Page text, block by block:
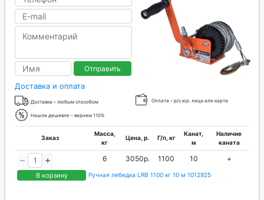
Отправить
Доставка и оплата
Доставка – любым способом Оплата – р/с юр. лица или карта
Нашли дешевле – вернем 110%
Заказ
Масса,
кг
Цена, р. Г/п, кг
Канат,
м
Наличие
каната
В корзину
6 3050р. 1100 10 +
Ручная лебедка LRB 1100 кг 10 м 1012925